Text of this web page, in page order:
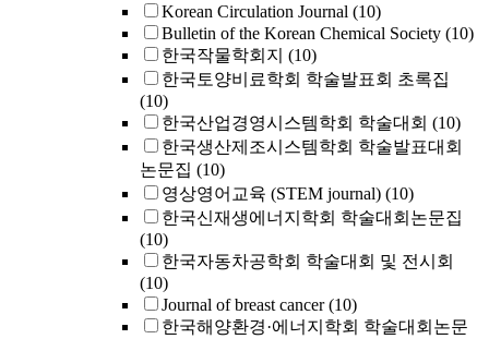
Korean Circulation Journal (10)
Bulletin of the Korean Chemical Society (10)
한국작물학회지 (10)
한국토양비료학회 학술발표회 초록집
(10)
한국산업경영시스템학회 학술대회 (10)
한국생산제조시스템학회 학술발표대회
논문집 (10)
영상영어교육 (STEM journal) (10)
한국신재생에너지학회 학술대회논문집
(10)
한국자동차공학회 학술대회 및 전시회
(10)
Journal of breast cancer (10)
한국해양환경·에너지학회 학술대회논문